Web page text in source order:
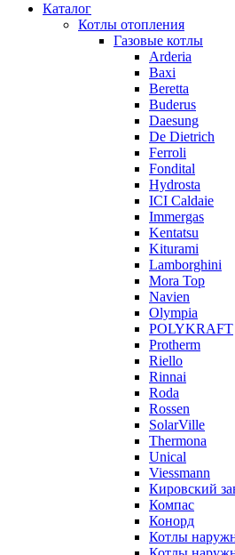
Каталог
Котлы отопления
Газовые котлы
Arderia
Baxi
Beretta
Buderus
Daesung
De Dietrich
Ferroli
Fondital
Hydrosta
ICI Caldaie
Immergas
Kentatsu
Kiturami
Lamborghini
Mora Top
Navien
Olympia
POLYKRAFT
Protherm
Riello
Rinnai
Roda
Rossen
SolarVille
Thermona
Unical
Viessmann
Кировский
Компас
Конорд
Котлы